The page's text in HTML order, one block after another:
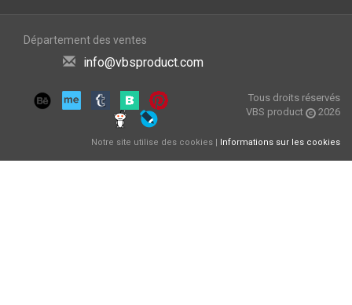
Département des ventes
info@vbsproduct.com
Tous droits réservés
VBS product
2026
Notre site utilise des cookies | Informations sur les cookies